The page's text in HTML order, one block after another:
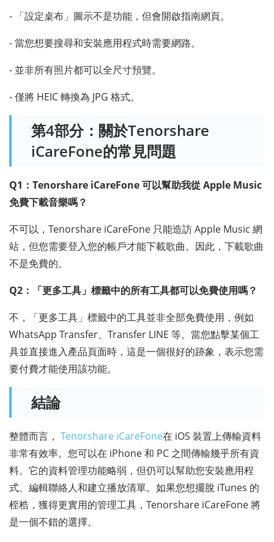
- 「設定桌布」圖示不是功能，但會開啟指南網頁。
- 當您想要搜尋和安裝應用程式時需要網路。
- 並非所有照片都可以全尺寸預覽。
- 僅將 HEIC 轉換為 JPG 格式。
第4部分：關於Tenorshare
iCareFone的常見問題
Q1：Tenorshare iCareFone 可以幫助我從 Apple Music
免費下載音樂嗎？
不可以，Tenorshare iCareFone 只能造訪 Apple Music 網
站，但您需要登入您的帳戶才能下載歌曲。因此，下載歌曲
不是免費的。
Q2：「更多工具」標籤中的所有工具都可以免費使用嗎？
不，「更多工具」標籤中的工具並非全部免費使用，例如
WhatsApp Transfer、Transfer LINE 等。當您點擊某個工
具並直接進入產品頁面時，這是一個很好的跡象，表示您需
要付費才能使用該功能。
結論
整體而言， Tenorshare iCareFone在 iOS 裝置上傳輸資料
非常有效率。您可以在 iPhone 和 PC 之間傳輸幾乎所有資
料。它的資料管理功能略弱，但仍可以幫助您安裝應用程
式、編輯聯絡人和建立播放清單。如果您想擺脫 iTunes 的
桎梏，獲得更實用的管理工具，Tenorshare iCareFone 將
是一個不錯的選擇。